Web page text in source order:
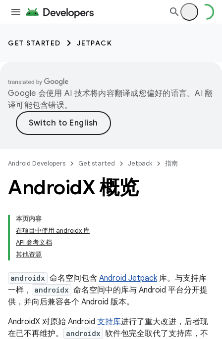
GET STARTED JETPACK
Google 会使用 AI 技术将内容翻译成您偏好的语言。AI 翻
译可能包含错误。
Android Developers Get started Jetpack 指南
AndroidX 概览
本页内容
在项目中使用 androidx 库
API 参考文档
其他资源
androidx 命名空间包含 Android Jetpack库。与支持库
一样，
androidx 命名空间中的库与 Android 平台分开提
供，并向后兼容各个 Android 版本。
AndroidX 对原始 Android 支持库进行了重大改进，后者现
在已不再维护。
androidx 软件包完全取代了支持库，不